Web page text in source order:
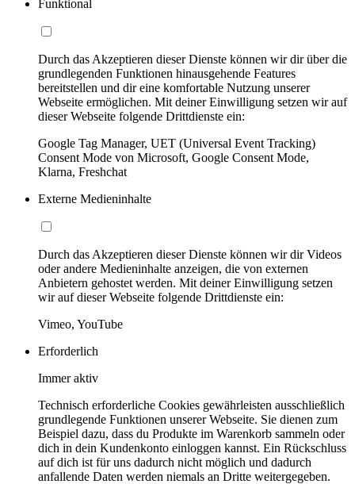
Funktional
Durch das Akzeptieren dieser Dienste können wir dir über die
grundlegenden Funktionen hinausgehende Features
bereitstellen und dir eine komfortable Nutzung unserer
Webseite ermöglichen. Mit deiner Einwilligung setzen wir auf
dieser Webseite folgende Drittdienste ein:
Google Tag Manager, UET (Universal Event Tracking)
Consent Mode von Microsoft, Google Consent Mode,
Klarna, Freshchat
Externe Medieninhalte
Durch das Akzeptieren dieser Dienste können wir dir Videos
oder andere Medieninhalte anzeigen, die von externen
Anbietern gehostet werden. Mit deiner Einwilligung setzen
wir auf dieser Webseite folgende Drittdienste ein:
Vimeo, YouTube
Erforderlich
Immer aktiv
Technisch erforderliche Cookies gewährleisten ausschließlich
grundlegende Funktionen unserer Webseite. Sie dienen zum
Beispiel dazu, dass du Produkte im Warenkorb sammeln oder
dich in dein Kundenkonto einloggen kannst. Ein Rückschluss
auf dich ist für uns dadurch nicht möglich und dadurch
anfallende Daten werden niemals an Dritte weitergegeben.